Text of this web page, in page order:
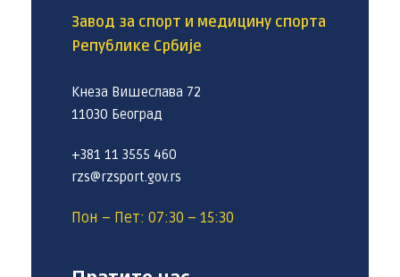
Завод за спорт и медицину спорта
Републике Србије
Кнеза Вишеслава 72
11030 Београд
+381 11 3555 460
rzs@rzsport.gov.rs
Пон – Пет: 07:30 – 15:30